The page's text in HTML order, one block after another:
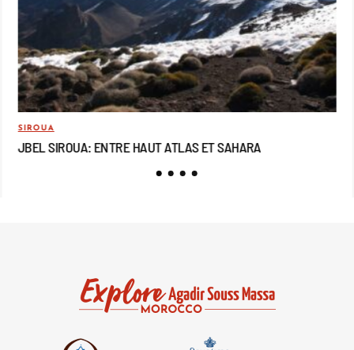
SIROUA
JBEL SIROUA: ENTRE HAUT ATLAS ET SAHARA